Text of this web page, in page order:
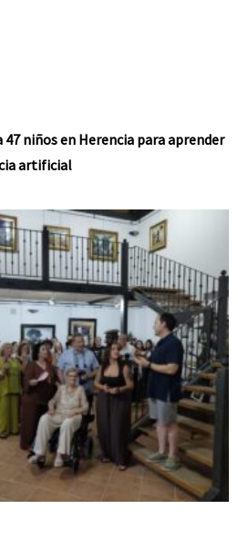
niños en Herencia para aprender
artificial